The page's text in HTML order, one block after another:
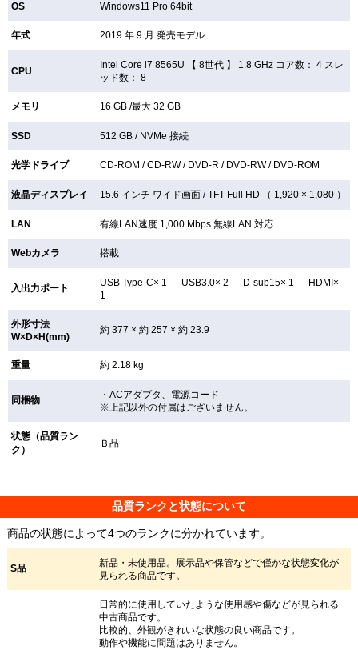
OS Windows11 Pro 64bit
年式 2019 年 9 月 発売モデル
CPU
Intel Core i7 8565U 【8世代 】 1.8 GHz コア数： 4 スレ
ッド数： 8
メモリ 16 GB /最大 32 GB
SSD 512 GB / NVMe 接続
光学ドライブ CD-ROM /CD-RW / DVD-R / DVD-RW / DVD-ROM
液晶ディスプレイ 15.6 インチ ワイド画面 /TFT Full HD （ 1,920 × 1,080 ）
LAN 有線LAN速度 1,000 Mbps 無線LAN対応
Webカメラ 搭載
入出力ポート
USB Type-C× 1 USB3.0× 2 D-sub15× 1 HDMI×
1
外形寸法
W×D×H(mm)
約 377 × 約 257 × 約 23.9
重量 約 2.18 kg
同梱物
・ACアダプタ、電源コード
※上記以外の付属はございません。
状態（品質ラン
ク）
Ｂ品
品質ランクと状態について
商品の状態によって4つのランクに分かれています。
S品
新品・未使用品。展示品や保管などで僅かな状態変化が
見られる商品です。
日常的に使用していたような使用感や傷などが見られる
中古商品です。
比較的、外観がきれいな状態の良い商品です。
動作や機能に問題はありません。